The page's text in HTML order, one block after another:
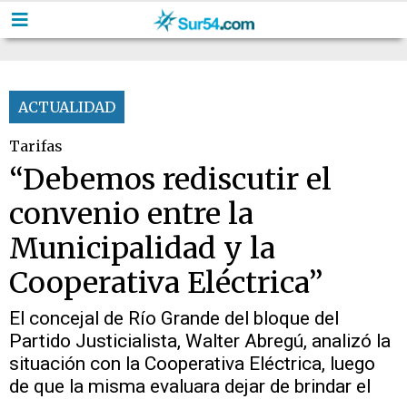
ACTUALIDAD
Tarifas
“Debemos rediscutir el
convenio entre la
Municipalidad y la
Cooperativa Eléctrica”
El concejal de Río Grande del bloque del
Partido Justicialista, Walter Abregú, analizó la
situación con la Cooperativa Eléctrica, luego
de que la misma evaluara dejar de brindar el